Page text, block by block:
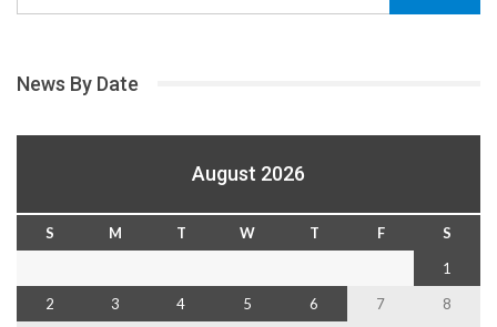
News By Date
August 2026
S M T W T F
S
1
2
3 4 5 6 7
8